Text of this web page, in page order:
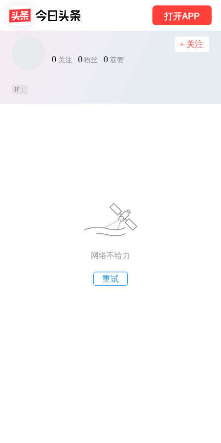
打开APP
0 关注 0 粉丝 0 获赞
+ 关注
IP：
网络不给力
重试